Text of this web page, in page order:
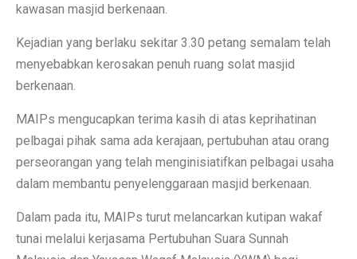
kawasan masjid berkenaan.
Kejadian yang berlaku sekitar 3.30 petang semalam telah
menyebabkan kerosakan penuh ruang solat masjid
berkenaan.
MAIPs mengucapkan terima kasih di atas keprihatinan
pelbagai pihak sama ada kerajaan, pertubuhan atau orang
perseorangan yang telah menginisiatifkan pelbagai usaha
dalam membantu penyelenggaraan masjid berkenaan.
Dalam pada itu, MAIPs turut melancarkan kutipan wakaf
tunai melalui kerjasama Pertubuhan Suara Sunnah